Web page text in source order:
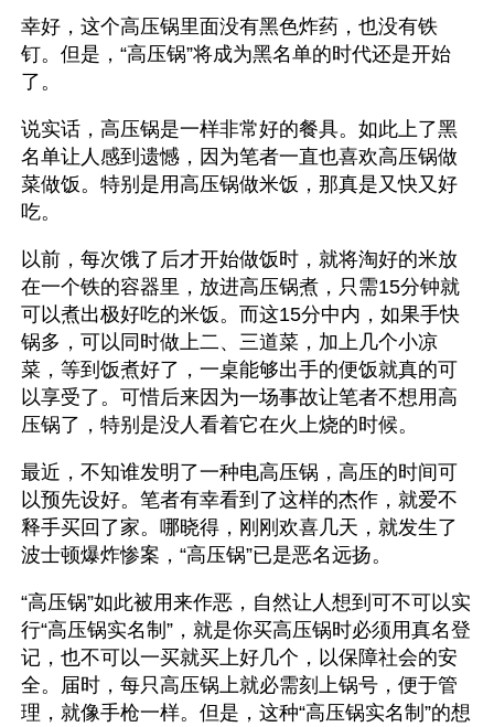
幸好，这个高压锅里面没有黑色炸药，也没有铁
钉。但是，“高压锅”将成为黑名单的时代还是开始
了。
说实话，高压锅是一样非常好的餐具。如此上了黑
名单让人感到遗憾，因为笔者一直也喜欢高压锅做
菜做饭。特别是用高压锅做米饭，那真是又快又好
吃。
以前，每次饿了后才开始做饭时，就将淘好的米放
在一个铁的容器里，放进高压锅煮，只需15分钟就
可以煮出极好吃的米饭。而这15分中内，如果手快
锅多，可以同时做上二、三道菜，加上几个小凉
菜，等到饭煮好了，一桌能够出手的便饭就真的可
以享受了。可惜后来因为一场事故让笔者不想用高
压锅了，特别是没人看着它在火上烧的时候。
最近，不知谁发明了一种电高压锅，高压的时间可
以预先设好。笔者有幸看到了这样的杰作，就爱不
释手买回了家。哪晓得，刚刚欢喜几天，就发生了
波士顿爆炸惨案，“高压锅”已是恶名远扬。
“高压锅”如此被用来作恶，自然让人想到可不可以实
行“高压锅实名制”，就是你买高压锅时必须用真名登
记，也不可以一买就买上好几个，以保障社会的安
全。届时，每只高压锅上就必需刻上锅号，便于管
理，就像手枪一样。但是，这种“高压锅实名制”的想